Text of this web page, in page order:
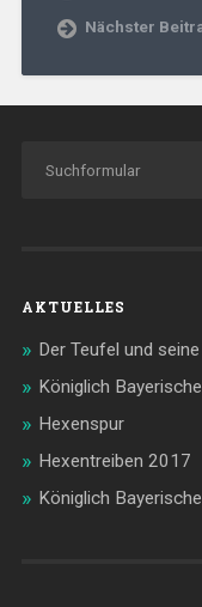
Nächster
AKTUELLES
Der Teufel und
Königlich
Hexenspur
Hexentreiben 2017
Königlich